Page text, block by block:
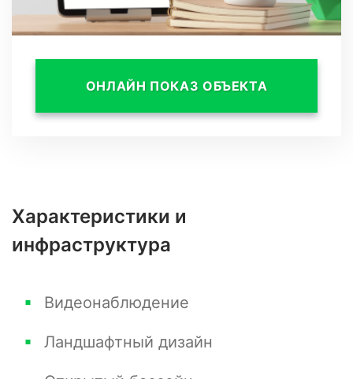
ОНЛАЙН ПОКАЗ ОБЪЕКТА
Характеристики и
инфраструктура
Видеонаблюдение
Ландшафтный дизайн